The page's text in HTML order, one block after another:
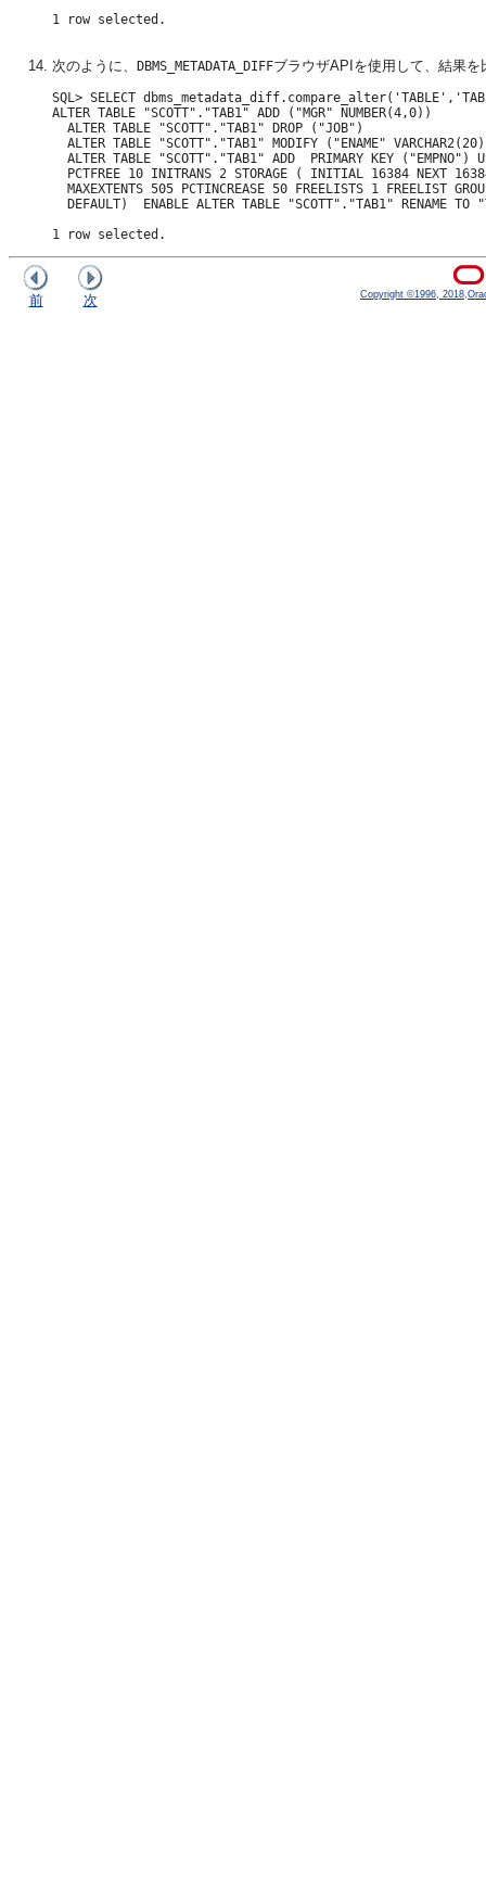
1 row selected.
次のように、 DBMS_METADATA_DIFFブラウザAPIを使用して、結果を
SQL> SELECT
ALTER TABLE "SCOTT"."TAB1" ADD ("MGR" NUMBER(4,0))
  ALTER TABLE "SCOTT"."TAB1" DROP ("JOB")
ALTER TABLE "SCOTT"."TAB1" MODIFY ("ENAME"
ALTER TABLE "SCOTT"."TAB1" ADD  PRIMARY KEY ("EMPNO")
PCTFREE 10 INITRANS 2 STORAGE ( INITIAL 16384 NEXT
MAXEXTENTS 505 PCTINCREASE 50 FREELISTS 1 FREELIST
DEFAULT)  ENABLE ALTER TABLE "SCOTT"."TAB1" RENAME TO
1 row selected.
前 次 Copyright ©1996,